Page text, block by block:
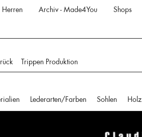
Herren Archiv - Made4You Shops
Trippen Produktion
Lederarten/Farben Sohlen Holz